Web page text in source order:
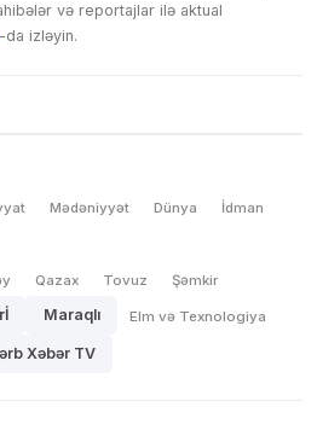
və reportajlar ilə aktual
-da izləyin.
Mədəniyyət Dünya İdman
Qazax Tovuz Şəmkir
Maraqlı Elm və Texnologiya
Xəbər TV